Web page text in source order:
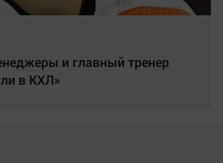
и главный тренер
в КХЛ»